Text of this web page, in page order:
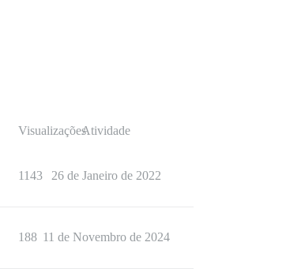
VisualizaçõesAtividade
1143 26 de Janeiro de 2022
188 11 de Novembro de 2024